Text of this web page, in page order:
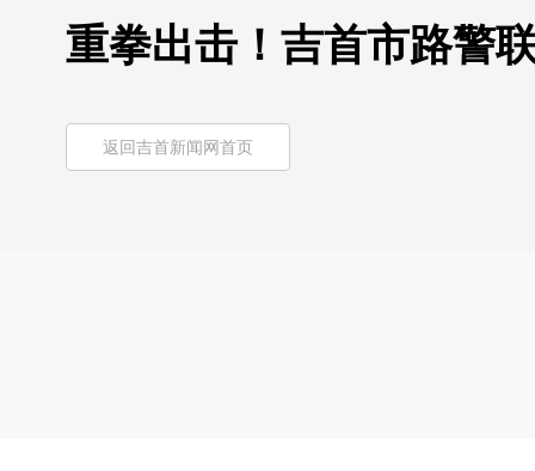
重拳出击！吉首市路警
返回吉首新闻网首页